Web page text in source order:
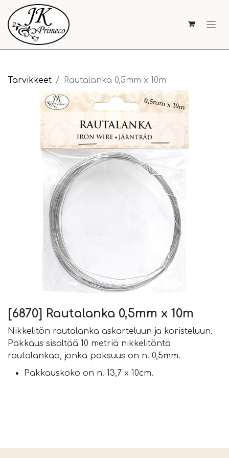
Tarvikkeet Rautalanka 0,5mm x 10m
[6870] Rautalanka 0,5mm x 10m
Nikkelitön rautalanka askarteluun ja koristeluun.
Pakkaus sisältää 10 metriä nikkelitöntä
rautalankaa, jonka paksuus on n. 0,5mm.
Pakkauskoko on n. 13,7 x 10cm.